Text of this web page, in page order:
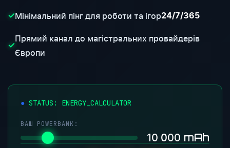
✓Мінімальний пінг для роботи та ігор24/7/365
✓
Прямий канал до магістральних провайдерів
Європи
STATUS: ENERGY_CALCULATOR
ВАШ POWERBANK:
10 000 mAh